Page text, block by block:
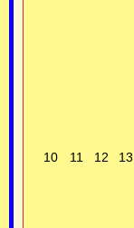
10 11 12 13